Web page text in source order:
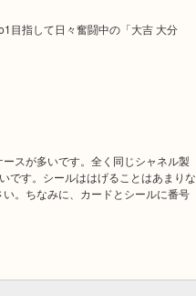
目指して日々奮闘中の「大吉 大分
スが多いです。全く同じシャネル製
です。シールははげることはあまりな
。ちなみに、カードとシールに番号